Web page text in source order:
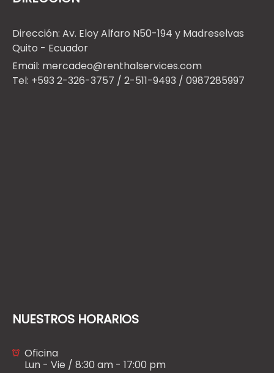
Dirección: Av. Eloy Alfaro N50-194 y Madreselvas
Quito - Ecuador
Email: mercadeo@renthalservices.com
Tel: +593 2-326-3757 / 2-511-9493 / 0987285997
NUESTROS HORARIOS
Oficina
Lun - Vie / 8:30 am - 17:00 pm